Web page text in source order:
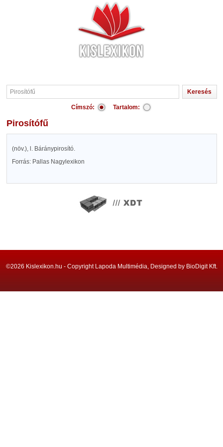
Címszó: Tartalom:
Pirosítófű
(növ.), l. Báránypirosító.
Forrás: Pallas Nagylexikon
©2026 Kislexikon.hu - Copyright Lapoda Multimédia, Designed by BioDigit Kft.